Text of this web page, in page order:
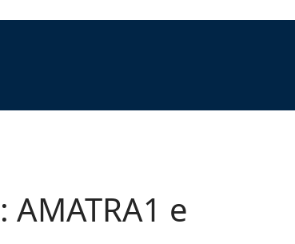
: AMATRA1 e